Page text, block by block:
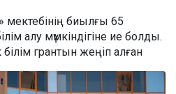
биылғы 65
алу мүмкіндігіне ие болды.
грантын жеңіп алған